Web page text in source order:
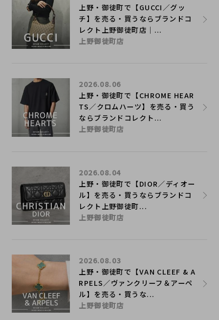
上野・御徒町で【GUCCI／グッ
チ】を売る・買うならブランドコ
レクト上野御徒町店｜...
上野御徒町店
上野・御徒町で【CHROME HEAR
TS／クロムハーツ】を売る・買う
ならブランドコレクト...
2026.08.06
上野御徒町店
上野・御徒町で【DIOR／ディオー
ル】を売る・買うならブランドコ
レクト上野御徒町...
2026.08.04
上野御徒町店
上野・御徒町で【VAN CLEEF & A
RPELS／ヴァンクリーフ＆アーペ
ル】を売る・買うな...
2026.08.03
上野御徒町店